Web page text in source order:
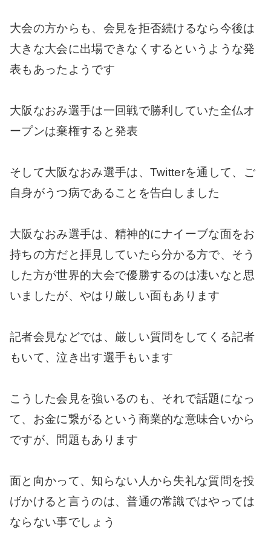
大会の方からも、会見を拒否続けるなら今後は
大きな大会に出場できなくするというような発
表もあったようです
大阪なおみ選手は一回戦で勝利していた全仏オ
ープンは棄権すると発表
そして大阪なおみ選手は、Twitterを通して、ご
自身がうつ病であることを告白しました
大阪なおみ選手は、精神的にナイーブな面をお
持ちの方だと拝見していたら分かる方で、そう
した方が世界的大会で優勝するのは凄いなと思
いましたが、やはり厳しい面もあります
記者会見などでは、厳しい質問をしてくる記者
もいて、泣き出す選手もいます
こうした会見を強いるのも、それで話題になっ
て、お金に繋がるという商業的な意味合いから
ですが、問題もあります
面と向かって、知らない人から失礼な質問を投
げかけると言うのは、普通の常識ではやっては
ならない事でしょう